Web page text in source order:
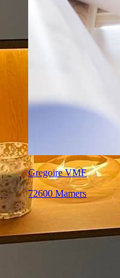
Gregoire VMF
72600 Mamers